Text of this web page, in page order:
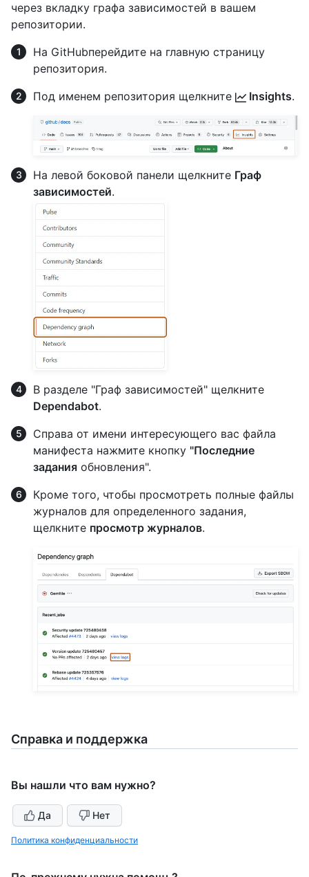
через вкладку графа зависимостей в вашем
репозитории.
На GitHubперейдите на главную страницу
репозитория.
Под именем репозитория щелкните
Insights.
На левой боковой панели щелкните Граф
зависимостей.
В разделе "Граф зависимостей" щелкните
Dependabot.
Справа от имени интересующего вас файла
манифеста нажмите кнопку "Последние
задания обновления".
Кроме того, чтобы просмотреть полные файлы
журналов для определенного задания,
щелкните просмотр журналов.
Справка и поддержка
Вы нашли что вам нужно?
Да Нет
Политика конфиденциальности